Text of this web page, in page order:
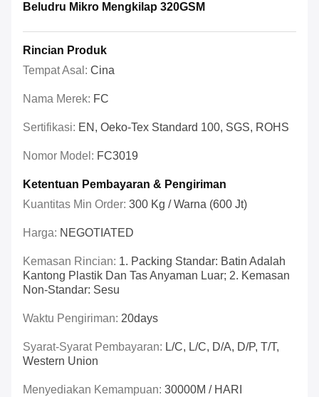
Beludru Mikro Mengkilap 320GSM
Rincian Produk
Tempat Asal: Cina
Nama Merek: FC
Sertifikasi: EN, Oeko-Tex Standard 100, SGS, ROHS
Nomor Model: FC3019
Ketentuan Pembayaran & Pengiriman
Kuantitas Min Order: 300 Kg / Warna (600 Jt)
Harga: NEGOTIATED
Kemasan Rincian: 1. Packing Standar: Batin Adalah
Kantong Plastik Dan Tas Anyaman Luar; 2. Kemasan
Non-Standar: Sesu
Waktu Pengiriman: 20days
Syarat-Syarat Pembayaran: L/C, L/C, D/A, D/P, T/T,
Western Union
Menyediakan Kemampuan: 30000M / HARI